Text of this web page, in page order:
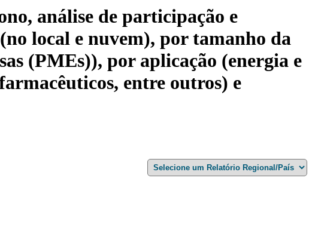
análise de participação e
local e nuvem), por tamanho da
(PMEs)), por aplicação (energia e
entre outros) e